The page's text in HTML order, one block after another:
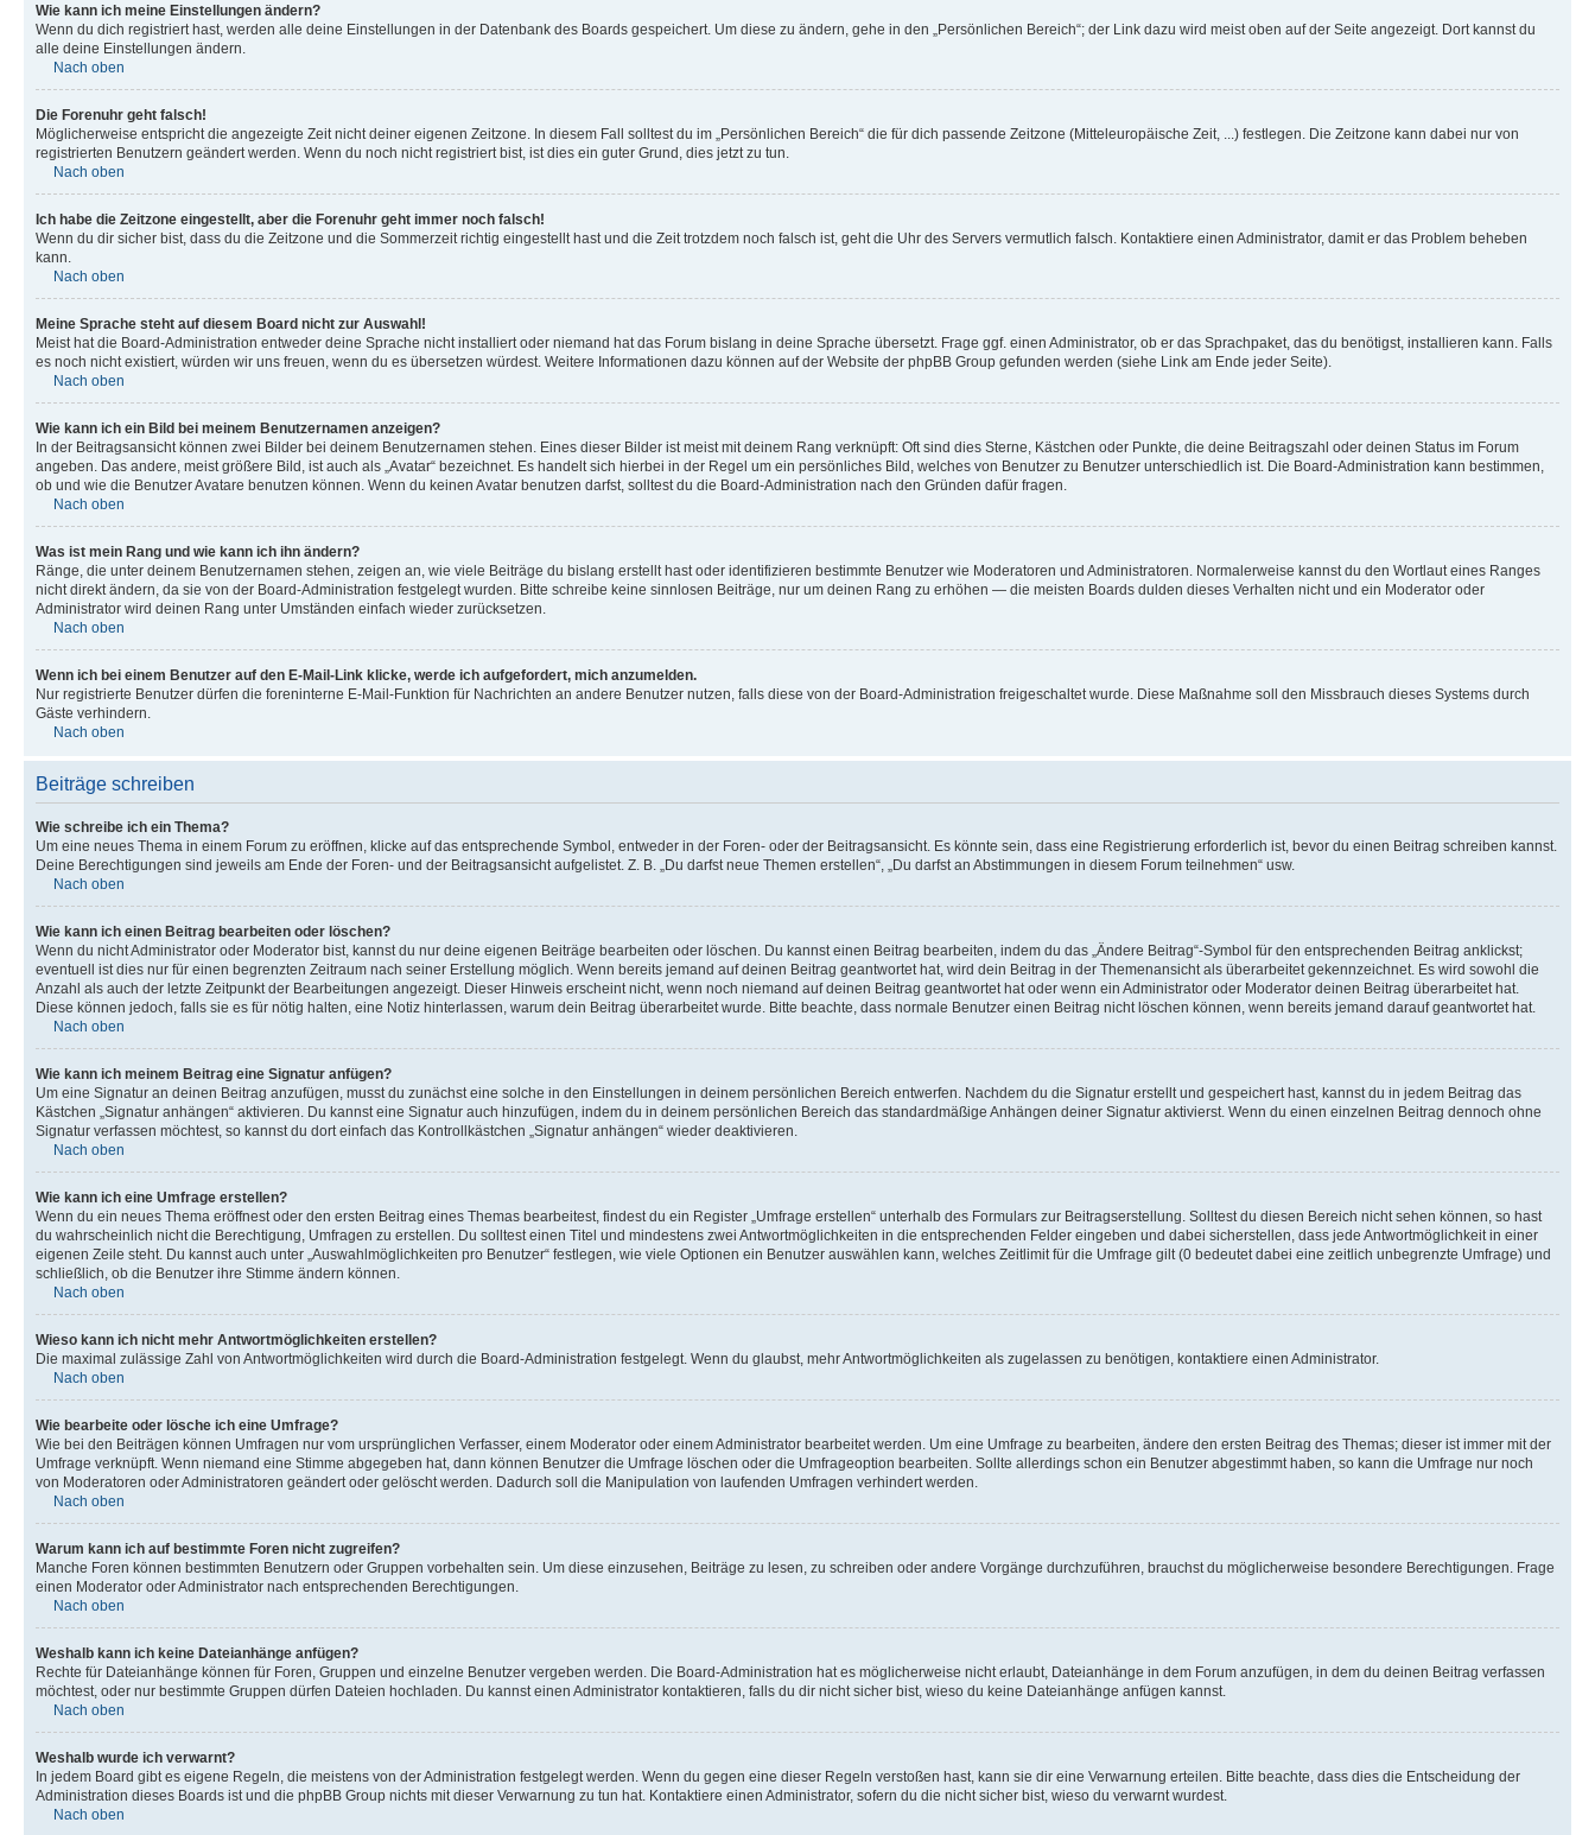
Wie kann ich meine Einstellungen ändern?
Wenn du dich registriert hast, werden alle deine Einstellungen in der Datenbank des Boards gespeichert. Um diese zu ändern, gehe in den „Persönlichen Bereich“; der Link dazu wird meist oben auf der Seite angezeigt. Dort kannst du
alle deine Einstellungen ändern.
Nach oben
Die Forenuhr geht falsch!
Möglicherweise entspricht die angezeigte Zeit nicht deiner eigenen Zeitzone. In diesem Fall solltest du im „Persönlichen Bereich“ die für dich passende Zeitzone (Mitteleuropäische Zeit, ...) festlegen. Die Zeitzone kann dabei nur von
registrierten Benutzern geändert werden. Wenn du noch nicht registriert bist, ist dies ein guter Grund, dies jetzt zu tun.
Nach oben
Ich habe die Zeitzone eingestellt, aber die Forenuhr geht immer noch falsch!
Wenn du dir sicher bist, dass du die Zeitzone und die Sommerzeit richtig eingestellt hast und die Zeit trotzdem noch falsch ist, geht die Uhr des Servers vermutlich falsch. Kontaktiere einen Administrator, damit er das Problem beheben
kann.
Nach oben
Meine Sprache steht auf diesem Board nicht zur Auswahl!
Meist hat die Board-Administration entweder deine Sprache nicht installiert oder niemand hat das Forum bislang in deine Sprache übersetzt. Frage ggf. einen Administrator, ob er das Sprachpaket, das du benötigst, installieren kann. Falls
es noch nicht existiert, würden wir uns freuen, wenn du es übersetzen würdest. Weitere Informationen dazu können auf der Website der phpBB Group gefunden werden (siehe Link am Ende jeder Seite).
Nach oben
Wie kann ich ein Bild bei meinem Benutzernamen anzeigen?
In der Beitragsansicht können zwei Bilder bei deinem Benutzernamen stehen. Eines dieser Bilder ist meist mit deinem Rang verknüpft: Oft sind dies Sterne, Kästchen oder Punkte, die deine Beitragszahl oder deinen Status im Forum
angeben. Das andere, meist größere Bild, ist auch als „Avatar“ bezeichnet. Es handelt sich hierbei in der Regel um ein persönliches Bild, welches von Benutzer zu Benutzer unterschiedlich ist. Die Board-Administration kann bestimmen,
ob und wie die Benutzer Avatare benutzen können. Wenn du keinen Avatar benutzen darfst, solltest du die Board-Administration nach den Gründen dafür fragen.
Nach oben
Was ist mein Rang und wie kann ich ihn ändern?
Ränge, die unter deinem Benutzernamen stehen, zeigen an, wie viele Beiträge du bislang erstellt hast oder identifizieren bestimmte Benutzer wie Moderatoren und Administratoren. Normalerweise kannst du den Wortlaut eines Ranges
nicht direkt ändern, da sie von der Board-Administration festgelegt wurden. Bitte schreibe keine sinnlosen Beiträge, nur um deinen Rang zu erhöhen — die meisten Boards dulden dieses Verhalten nicht und ein Moderator oder
Administrator wird deinen Rang unter Umständen einfach wieder zurücksetzen.
Nach oben
Wenn ich bei einem Benutzer auf den E-Mail-Link klicke, werde ich aufgefordert, mich anzumelden.
Nur registrierte Benutzer dürfen die foreninterne E-Mail-Funktion für Nachrichten an andere Benutzer nutzen, falls diese von der Board-Administration freigeschaltet wurde. Diese Maßnahme soll den Missbrauch dieses Systems durch
Gäste verhindern.
Nach oben
Beiträge schreiben
Wie schreibe ich ein Thema?
Um eine neues Thema in einem Forum zu eröffnen, klicke auf das entsprechende Symbol, entweder in der Foren- oder der Beitragsansicht. Es könnte sein, dass eine Registrierung erforderlich ist, bevor du einen Beitrag schreiben kannst.
Deine Berechtigungen sind jeweils am Ende der Foren- und der Beitragsansicht aufgelistet. Z. B. „Du darfst neue Themen erstellen“, „Du darfst an Abstimmungen in diesem Forum teilnehmen“ usw.
Nach oben
Wie kann ich einen Beitrag bearbeiten oder löschen?
Wenn du nicht Administrator oder Moderator bist, kannst du nur deine eigenen Beiträge bearbeiten oder löschen. Du kannst einen Beitrag bearbeiten, indem du das „Ändere Beitrag“-Symbol für den entsprechenden Beitrag anklickst;
eventuell ist dies nur für einen begrenzten Zeitraum nach seiner Erstellung möglich. Wenn bereits jemand auf deinen Beitrag geantwortet hat, wird dein Beitrag in der Themenansicht als überarbeitet gekennzeichnet. Es wird sowohl die
Anzahl als auch der letzte Zeitpunkt der Bearbeitungen angezeigt. Dieser Hinweis erscheint nicht, wenn noch niemand auf deinen Beitrag geantwortet hat oder wenn ein Administrator oder Moderator deinen Beitrag überarbeitet hat.
Diese können jedoch, falls sie es für nötig halten, eine Notiz hinterlassen, warum dein Beitrag überarbeitet wurde. Bitte beachte, dass normale Benutzer einen Beitrag nicht löschen können, wenn bereits jemand darauf geantwortet hat.
Nach oben
Wie kann ich meinem Beitrag eine Signatur anfügen?
Um eine Signatur an deinen Beitrag anzufügen, musst du zunächst eine solche in den Einstellungen in deinem persönlichen Bereich entwerfen. Nachdem du die Signatur erstellt und gespeichert hast, kannst du in jedem Beitrag das
Kästchen „Signatur anhängen“ aktivieren. Du kannst eine Signatur auch hinzufügen, indem du in deinem persönlichen Bereich das standardmäßige Anhängen deiner Signatur aktivierst. Wenn du einen einzelnen Beitrag dennoch ohne
Signatur verfassen möchtest, so kannst du dort einfach das Kontrollkästchen „Signatur anhängen“ wieder deaktivieren.
Nach oben
Wie kann ich eine Umfrage erstellen?
Wenn du ein neues Thema eröffnest oder den ersten Beitrag eines Themas bearbeitest, findest du ein Register „Umfrage erstellen“ unterhalb des Formulars zur Beitragserstellung. Solltest du diesen Bereich nicht sehen können, so hast
du wahrscheinlich nicht die Berechtigung, Umfragen zu erstellen. Du solltest einen Titel und mindestens zwei Antwortmöglichkeiten in die entsprechenden Felder eingeben und dabei sicherstellen, dass jede Antwortmöglichkeit in einer
eigenen Zeile steht. Du kannst auch unter „Auswahlmöglichkeiten pro Benutzer“ festlegen, wie viele Optionen ein Benutzer auswählen kann, welches Zeitlimit für die Umfrage gilt (0 bedeutet dabei eine zeitlich unbegrenzte Umfrage) und
schließlich, ob die Benutzer ihre Stimme ändern können.
Nach oben
Wieso kann ich nicht mehr Antwortmöglichkeiten erstellen?
Die maximal zulässige Zahl von Antwortmöglichkeiten wird durch die Board-Administration festgelegt. Wenn du glaubst, mehr Antwortmöglichkeiten als zugelassen zu benötigen, kontaktiere einen Administrator.
Nach oben
Wie bearbeite oder lösche ich eine Umfrage?
Wie bei den Beiträgen können Umfragen nur vom ursprünglichen Verfasser, einem Moderator oder einem Administrator bearbeitet werden. Um eine Umfrage zu bearbeiten, ändere den ersten Beitrag des Themas; dieser ist immer mit der
Umfrage verknüpft. Wenn niemand eine Stimme abgegeben hat, dann können Benutzer die Umfrage löschen oder die Umfrageoption bearbeiten. Sollte allerdings schon ein Benutzer abgestimmt haben, so kann die Umfrage nur noch
von Moderatoren oder Administratoren geändert oder gelöscht werden. Dadurch soll die Manipulation von laufenden Umfragen verhindert werden.
Nach oben
Warum kann ich auf bestimmte Foren nicht zugreifen?
Manche Foren können bestimmten Benutzern oder Gruppen vorbehalten sein. Um diese einzusehen, Beiträge zu lesen, zu schreiben oder andere Vorgänge durchzuführen, brauchst du möglicherweise besondere Berechtigungen. Frage
einen Moderator oder Administrator nach entsprechenden Berechtigungen.
Nach oben
Weshalb kann ich keine Dateianhänge anfügen?
Rechte für Dateianhänge können für Foren, Gruppen und einzelne Benutzer vergeben werden. Die Board-Administration hat es möglicherweise nicht erlaubt, Dateianhänge in dem Forum anzufügen, in dem du deinen Beitrag verfassen
möchtest, oder nur bestimmte Gruppen dürfen Dateien hochladen. Du kannst einen Administrator kontaktieren, falls du dir nicht sicher bist, wieso du keine Dateianhänge anfügen kannst.
Nach oben
Weshalb wurde ich verwarnt?
In jedem Board gibt es eigene Regeln, die meistens von der Administration festgelegt werden. Wenn du gegen eine dieser Regeln verstoßen hast, kann sie dir eine Verwarnung erteilen. Bitte beachte, dass dies die Entscheidung der
Administration dieses Boards ist und die phpBB Group nichts mit dieser Verwarnung zu tun hat. Kontaktiere einen Administrator, sofern du die nicht sicher bist, wieso du verwarnt wurdest.
Nach oben